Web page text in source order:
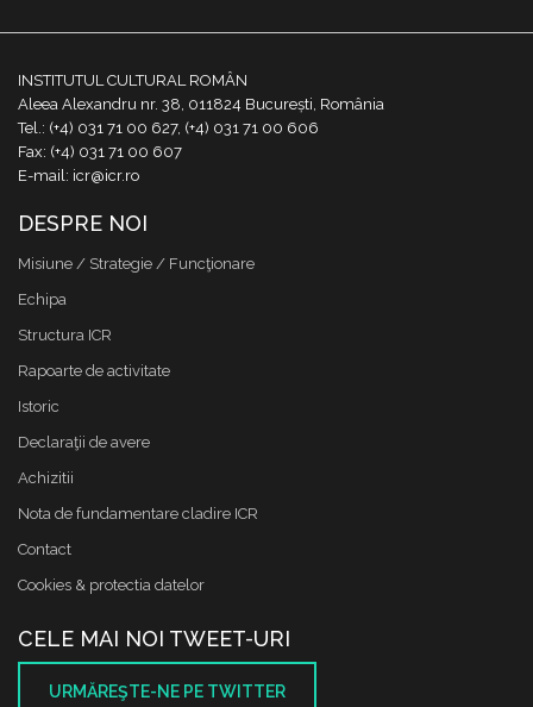
INSTITUTUL CULTURAL ROMÂN
Aleea Alexandru nr. 38, 011824 București, România
Tel.: (+4) 031 71 00 627, (+4) 031 71 00 606
Fax: (+4) 031 71 00 607
E-mail: icr@icr.ro
DESPRE NOI
Misiune / Strategie / Funcţionare
Echipa
Structura ICR
Rapoarte de activitate
Istoric
Declaraţii de avere
Achizitii
Nota de fundamentare cladire ICR
Contact
Cookies & protectia datelor
CELE MAI NOI TWEET-URI
URMĂREŞTE-NE PE TWITTER